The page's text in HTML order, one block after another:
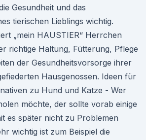
Gesundheit und das
tierischen Lieblings wichtig.
„mein HAUSTIER“ Herrchen
richtige Haltung, Fütterung, Pflege
der Gesundheitsvorsorge ihrer
Hausgenossen. Ideen für
zu Hund und Katze - Wer
möchte, der sollte vorab einige
es später nicht zu Problemen
wichtig ist zum Beispiel die